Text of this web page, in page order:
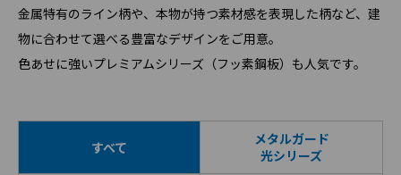
金属特有のライン柄や、本物が持つ素材感を表現した柄など、建
物に合わせて選べる豊富なデザインをご用意。
色あせに強いプレミアムシリーズ（フッ素鋼板）も人気です。
すべて
メタルガード
光シリーズ